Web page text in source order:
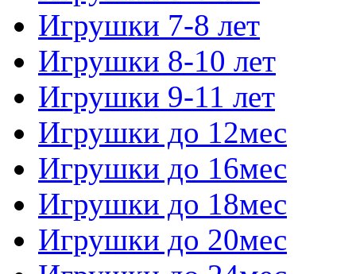
Игрушки 7-8 лет
Игрушки 8-10 лет
Игрушки 9-11 лет
Игрушки до 12мес
Игрушки до 16мес
Игрушки до 18мес
Игрушки до 20мес